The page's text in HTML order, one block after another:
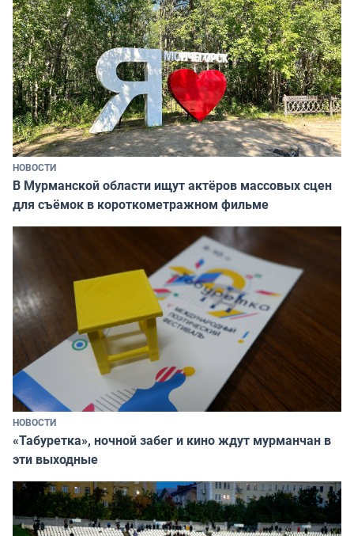
НОВОСТИ
В Мурманской области ищут актёров массовых сцен
для съёмок в короткометражном фильме
НОВОСТИ
«Табуретка», ночной забег и кино ждут мурманчан в
эти выходные